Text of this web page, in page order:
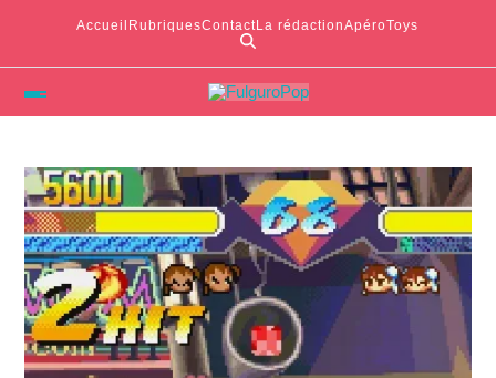
Accueil RubriquesContactLa rédactionApéroToys